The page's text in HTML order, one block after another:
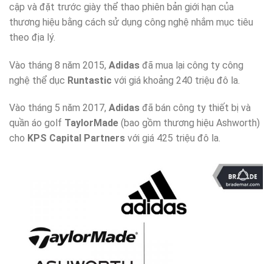
cập và đặt trước giày thể thao phiên bản giới hạn của
thương hiệu bằng cách sử dụng công nghệ nhắm mục tiêu
theo địa lý.
Vào tháng 8 năm 2015, Adidas đã mua lại công ty công
nghệ thể dục Runtastic với giá khoảng 240 triệu đô la.
Vào tháng 5 năm 2017, Adidas đã bán công ty thiết bị và
quần áo golf TaylorMade (bao gồm thương hiệu Ashworth)
cho KPS Capital Partners với giá 425 triệu đô la.